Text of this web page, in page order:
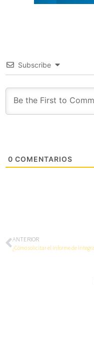
Subscribe
0 COMENTARIOS
ANTERIOR